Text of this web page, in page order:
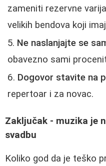
zameniti rezervne
velikih bendova koji
Ne naslanjajte se
obavezno sami
Dogovor stavite na
repertoar i za novac.
Zaključak - muzika je
svadbu
Koliko god da je teško